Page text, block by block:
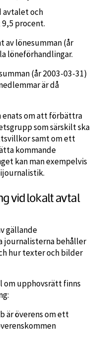
avtalet och
procent.
av lönesumman (år
löneförhandlingar.
(år 2003-03-31)
är då
enats om att förbättra
som särskilt ska
samt om ett
kommande
kan man exempelvis
vid lokalt avtal
gällande
journalisterna behåller
hur texter och bilder
om upphovsrätt finns
är överens om ett